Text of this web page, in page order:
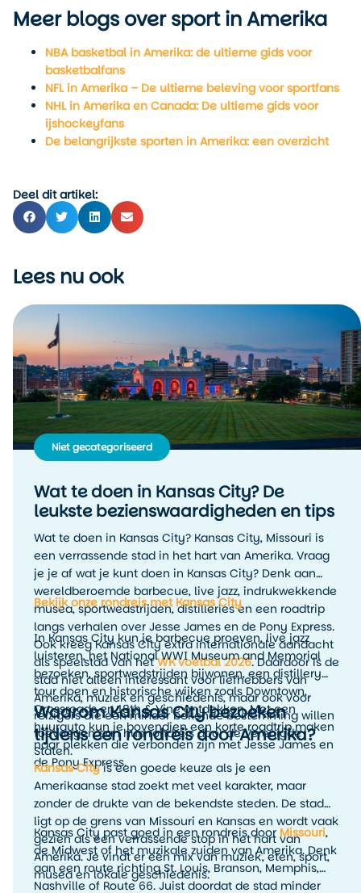
Meer blogs over sport in Amerika
NBA basketbal in Amerika: de ultieme gids voor
basketbalfans
NFL in Amerika – De ultieme beleving voor sportfans
NHL in Amerika en Canada: De ultieme gids voor
ijshockeyfans
De belangrijkste sporten in Amerika: een overzicht
Deel dit artikel:
Lees nu ook
Niet gecategoriseerd
Wat te doen in Kansas City? De
leukste bezienswaardigheden en tips
Wat te doen in Kansas City? Kansas City, Missouri is
een verrassende stad in het hart van Amerika. Vraag
je je af wat je kunt doen in Kansas City? Denk aan
wereldberoemde barbecue, live jazz, indrukwekkende
musea, sportwedstrijden, distilleries en een roadtrip
langs verhalen over Jesse James en de Pony Express.
Ook kreeg Kansas City extra internationale aandacht
als speelstad van hetWK voetbal 2026. Daardoor is de
stad niet alleen interessant voor liefhebbers van
Amerika, muziek en geschiedenis, maar ook voor
reizigers die een minder bekende bestemming willen
toevoegen aan hun rondreis door de Verenigde
Staten.
Bekijk onze rondreis met Kansas City
In Kansas City kun je barbecue proeven, live jazz
luisteren, het National WWI Museum and Memorial
bezoeken, sportwedstrijden bijwonen, een distillery
tour doen en historische wijken zoals Downtown,
Crossroads en 18th & Vine ontdekken. Met een
huurauto kun je bovendien een korte roadtrip maken
naar plekken die verbonden zijn met Jesse James en
de Pony Express.
Waarom Kansas City bezoeken
tijdens een rondreis door Amerika?
Kansas Cityis een goede keuze als je een
Amerikaanse stad zoekt met veel karakter, maar
zonder de drukte van de bekendste steden. De stad
ligt op de grens van Missouri en Kansas en wordt vaak
gezien als een verrassende stop in het hart van
Amerika. Je vindt er een mix van muziek, eten, sport,
musea en lokale geschiedenis.
Kansas City past goed in een rondreis door Missouri,
de Midwest of het muzikale zuiden van Amerika. Denk
aan een route richting St. Louis, Branson, Memphis,
Nashville of Route 66. Juist doordat de stad minder